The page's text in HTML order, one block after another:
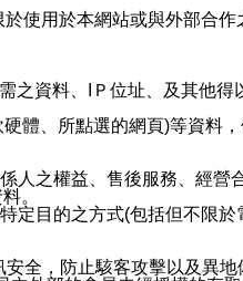
使用於本網站或與外部合作
之資料、IＰ位址、及其他得
體、所點選的網頁)等資料
人之權益、售後服務、經營
。
目的之方式(包括但不限於
全，防止駭客攻擊以及異地